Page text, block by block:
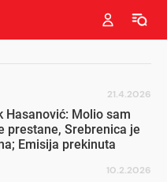
21.4.2026
Hasanović: Molio sam
prestane, Srebrenica je
Emisija prekinuta
10.2.2026